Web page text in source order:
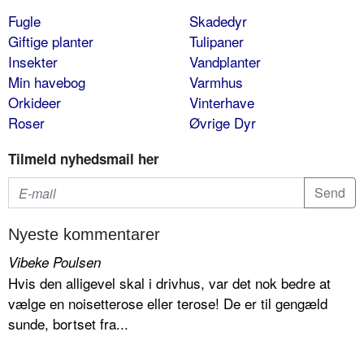
Fugle
Giftige planter
Insekter
Min havebog
Orkideer
Roser
Skadedyr
Tulipaner
Vandplanter
Varmhus
Vinterhave
Øvrige Dyr
Tilmeld nyhedsmail her
Nyeste kommentarer
Vibeke Poulsen
Hvis den alligevel skal i drivhus, var det nok bedre at
vælge en noisetterose eller terose! De er til gengæld
sunde, bortset fra...